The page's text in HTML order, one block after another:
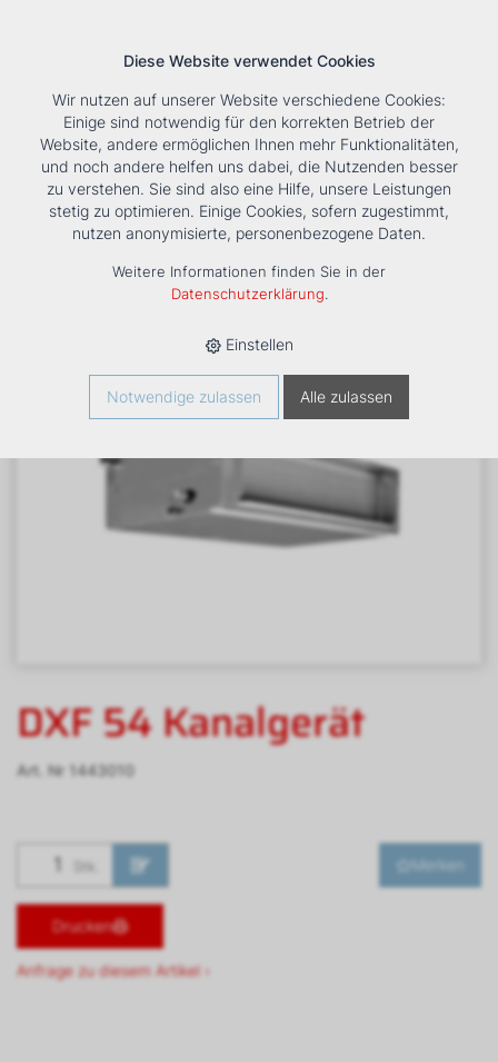
Tools Unternehmen Karriere KontaktSuche
HOME › PRODUKTE › KÄLTE/KLIMA › FANCOILS › DXF 54
KANALGERÄT
DXF 54 Kanalgerät
Art. Nr 1443010
Stk. Merken
Drucken
Anfrage zu diesem Artikel ›
Diese Website verwendet Cookies
Wir nutzen auf unserer Website verschiedene Cookies:
Einige sind notwendig für den korrekten Betrieb der
Website, andere ermöglichen Ihnen mehr Funktionalitäten,
und noch andere helfen uns dabei, die Nutzenden besser
zu verstehen. Sie sind also eine Hilfe, unsere Leistungen
stetig zu optimieren. Einige Cookies, sofern zugestimmt,
nutzen anonymisierte, personenbezogene Daten.
Weitere Informationen finden Sie in der
Datenschutzerklärung.
Einstellen
Notwendige zulassen Alle zulassen